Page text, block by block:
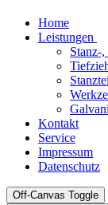
Home
Leistungen
Stanz-
Kontakt
Service
Impressum
Datenschutz
Off-Canvas Toggle